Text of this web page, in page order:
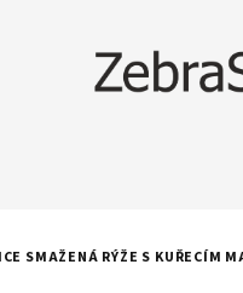
SMAŽENÁ RÝŽE S KUŘECÍM